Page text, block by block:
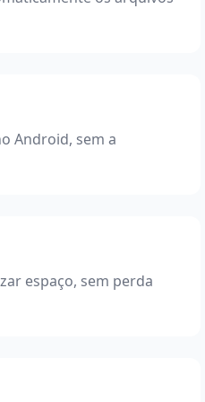
Android, sem a
espaço, sem perda